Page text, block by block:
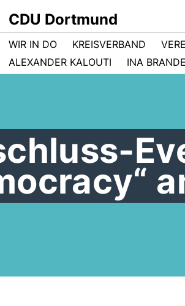
CDU Dortmund
WIR IN DO KREISVERBAND
ALEXANDER KALOUTI
INA